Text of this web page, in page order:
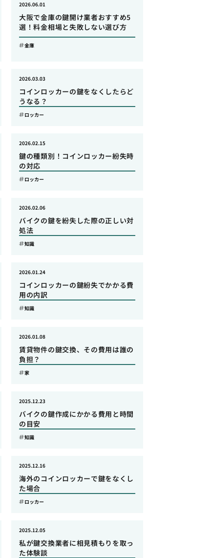
大阪で金庫の鍵開け業者おすすめ5
選！料金相場と失敗しない選び方
2026.06.01
金庫
コインロッカーの鍵をなくしたらど
うなる？
2026.03.03
ロッカー
鍵の種類別！コインロッカー紛失時
の対応
2026.02.15
ロッカー
バイクの鍵を紛失した際の正しい対
処法
2026.02.06
知識
コインロッカーの鍵紛失でかかる費
用の内訳
2026.01.24
知識
賃貸物件の鍵交換、その費用は誰の
負担？
2026.01.08
家
バイクの鍵作成にかかる費用と時間
の目安
2025.12.23
知識
海外のコインロッカーで鍵をなくし
た場合
2025.12.16
ロッカー
私が鍵交換業者に相見積もりを取っ
た体験談
2025.12.05